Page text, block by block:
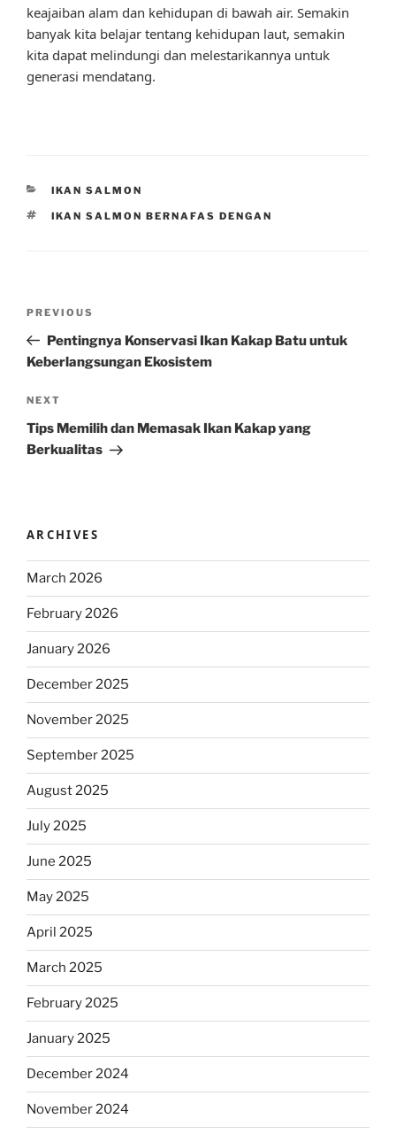
keajaiban alam dan kehidupan di bawah air. Semakin
banyak kita belajar tentang kehidupan laut, semakin
kita dapat melindungi dan melestarikannya untuk
generasi mendatang.
CATEGORIES
IKAN SALMON
TAGS
IKAN SALMON BERNAFAS DENGAN
Previous
Post
PREVIOUS
Pentingnya Konservasi Ikan Kakap Batu untuk
Keberlangsungan Ekosistem
Next
Post
NEXT
Tips Memilih dan Memasak Ikan Kakap yang
Berkualitas
ARCHIVES
March 2026
February 2026
January 2026
December 2025
November 2025
September 2025
August 2025
July 2025
June 2025
May 2025
April 2025
March 2025
February 2025
January 2025
December 2024
November 2024